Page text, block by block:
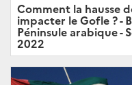
Comment la hausse
impacter le Gofle ? -
Péninsule arabique -
2022